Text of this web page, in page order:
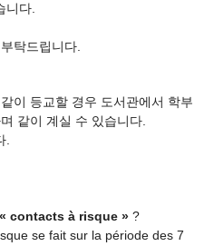
니다.
탁드립니다.
이 등교할 경우 도서관에서 학부
같이 계실 수 있습니다.
.
contacts à risque » ?
se fait sur la période des 7